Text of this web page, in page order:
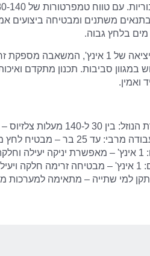
בלחץ גבוה.
עם קוטר יניקה ויציאה של 1 אינץ',
במגוון סביבות. תכנון מתקדם
ואמין.
– מתאימה למגוון רחב של תנאי סביבה
25 בר – מבטיח לחץ מים גבוה ויעיל
למי שתייה – מתאימה למערכות